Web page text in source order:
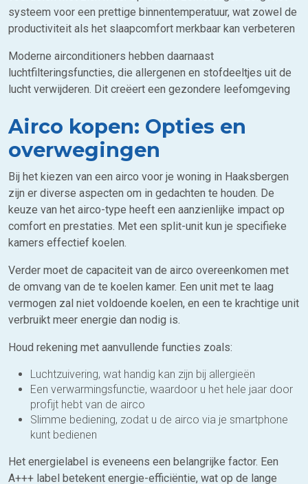
systeem voor een prettige binnentemperatuur, wat zowel de
productiviteit als het slaapcomfort merkbaar kan verbeteren
Moderne airconditioners hebben daarnaast
luchtfilteringsfuncties, die allergenen en stofdeeltjes uit de
lucht verwijderen. Dit creëert een gezondere leefomgeving
Airco kopen: Opties en
overwegingen
Bij het kiezen van een airco voor je woning in Haaksbergen
zijn er diverse aspecten om in gedachten te houden. De
keuze van het airco-type heeft een aanzienlijke impact op
comfort en prestaties. Met een split-unit kun je specifieke
kamers effectief koelen.
Verder moet de capaciteit van de airco overeenkomen met
de omvang van de te koelen kamer. Een unit met te laag
vermogen zal niet voldoende koelen, en een te krachtige unit
verbruikt meer energie dan nodig is.
Houd rekening met aanvullende functies zoals:
Luchtzuivering, wat handig kan zijn bij allergieën
Een verwarmingsfunctie, waardoor u het hele jaar door
profijt hebt van de airco
Slimme bediening, zodat u de airco via je smartphone
kunt bedienen
Het energielabel is eveneens een belangrijke factor. Een
A+++ label betekent energie-efficiëntie, wat op de lange